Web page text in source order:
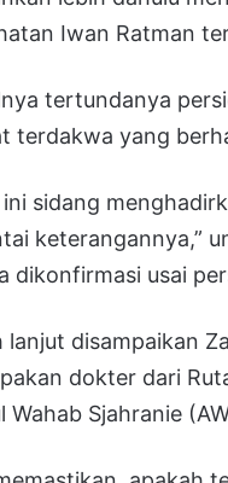
Iwan Ratman
tertundanya
terdakwa yang
ini sidang
keterangannya,”
dikonfirmasi usai
lanjut disampaikan
dokter dari
Wahab Sjahranie